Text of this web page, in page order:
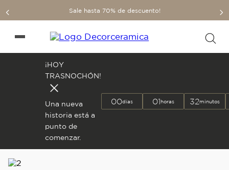
Sale hasta 70% de descuento!
¡HOY
TRASNOCHÓN!
Una nueva
historia está a
punto de
comenzar.
00días 01horas 32minutos